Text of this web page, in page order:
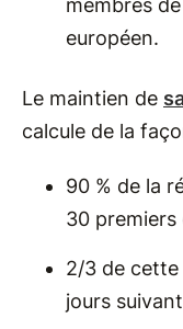
membres
européen.
Le maintien de
calcule de la
90 % de la
30 premiers
2/3 de
jours